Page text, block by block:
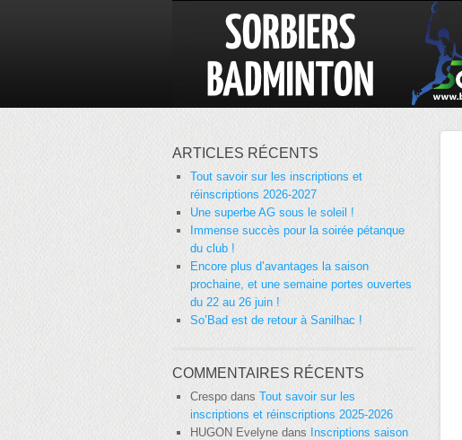
ARTICLES RÉCENTS
Tout savoir sur les inscriptions et
réinscriptions 2026-2027
Une superbe AG sous le soleil !
Immense succès pour la soirée pétanque
du club !
Encore plus d’avantages la saison
prochaine, et une semaine portes ouvertes
du 22 au 26 juin !
So’Bad est de retour à Sanilhac !
COMMENTAIRES RÉCENTS
Crespo dans Tout savoir sur les
inscriptions et réinscriptions 2025-2026
HUGON Evelyne dans
Inscriptions saison